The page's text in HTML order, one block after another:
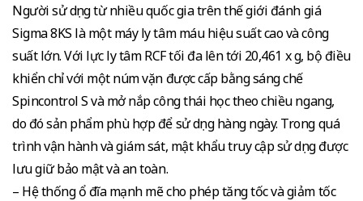
Người sử dụng từ nhiều quốc gia trên thế giới đánh giá
Sigma 8KS là một máy ly tâm máu hiệu suất cao và công
suất lớn. Với lực ly tâm RCF tối đa lên tới 20,461 x g, bộ điều
khiển chỉ với một núm vặn được cấp bằng sáng chế
Spincontrol S và mở nắp công thái học theo chiều ngang,
do đó sản phẩm phù hợp để sử dụng hàng ngày. Trong quá
trình vận hành và giám sát, mật khẩu truy cập sử dụng được
lưu giữ bảo mật và an toàn.
– Hệ thống ổ đĩa mạnh mẽ cho phép tăng tốc và giảm tốc